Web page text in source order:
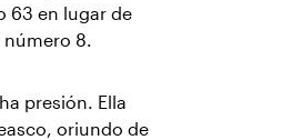
63 en lugar de
número 8.
presión. Ella
oriundo de